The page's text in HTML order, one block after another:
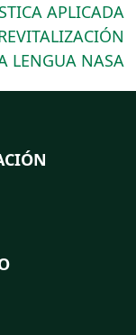
APLICADA
LENGUA NASA